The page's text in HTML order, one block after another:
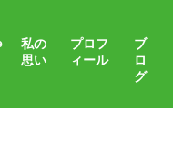
私の
思い
プロフ
ィール
ブ
ロ
グ